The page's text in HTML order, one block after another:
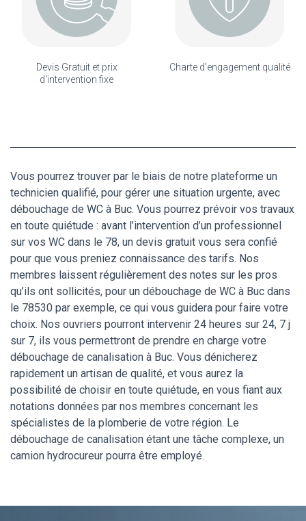
Devis Gratuit et prix
d'intervention fixe
Charte d'engagement qualité
Vous pourrez trouver par le biais de notre plateforme un
technicien qualifié, pour gérer une situation urgente, avec
débouchage de WC à Buc. Vous pourrez prévoir vos travaux
en toute quiétude : avant l’intervention d’un professionnel
sur vos WC dans le 78, un devis gratuit vous sera confié
pour que vous preniez connaissance des tarifs. Nos
membres laissent régulièrement des notes sur les pros
qu’ils ont sollicités, pour un débouchage de WC à Buc dans
le 78530 par exemple, ce qui vous guidera pour faire votre
choix. Nos ouvriers pourront intervenir 24 heures sur 24, 7 j
sur 7, ils vous permettront de prendre en charge votre
débouchage de canalisation à Buc. Vous dénicherez
rapidement un artisan de qualité, et vous aurez la
possibilité de choisir en toute quiétude, en vous fiant aux
notations données par nos membres concernant les
spécialistes de la plomberie de votre région. Le
débouchage de canalisation étant une tâche complexe, un
camion hydrocureur pourra être employé.